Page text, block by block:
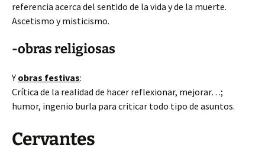
referencia acerca del sentido de la vida y de la muerte.
Ascetismo y misticismo.
-obras religiosas
Y obras festivas:
Crítica de la realidad de hacer reflexionar, mejorar…;
humor, ingenio burla para criticar todo tipo de asuntos.
Cervantes